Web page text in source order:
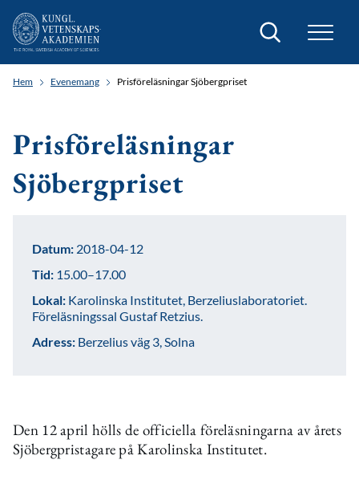
Sök
Hem Evenemang Prisföreläsningar Sjöbergpriset
Prisföreläsningar
Sjöbergpriset
Den 12 april hölls de officiella föreläsningarna av årets
Sjöbergpristagare på Karolinska Institutet.
Datum: 2018-04-12
Tid: 15.00–17.00
Lokal: Karolinska Institutet, Berzeliuslaboratoriet.
Föreläsningssal Gustaf Retzius.
Adress: Berzelius väg 3, Solna